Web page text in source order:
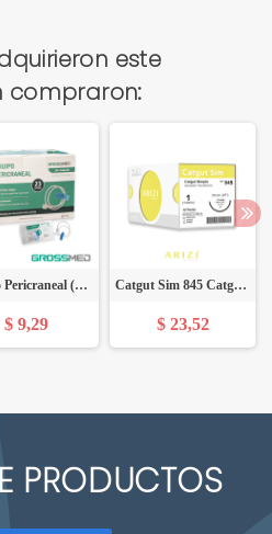
este
compraron:
Equipo Pericraneal (Scalp) 23G (E) - Caja x 100 Unidades - GROSSMED
$ 9,29
Catgut Sim 845 Catgut Simple 1, 70 cm, Aguja de 1/2 Círculo de Punta Cónica 37 mm - Caja x 12 Unidades - ARIZI
$ 23,52
PRODUCTOS